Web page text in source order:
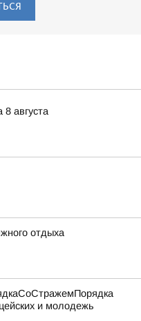
8 августа
отдыха
и молодежь